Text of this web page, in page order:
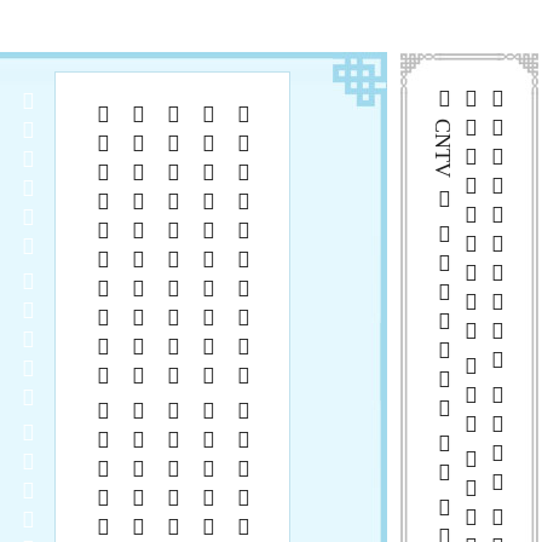
  